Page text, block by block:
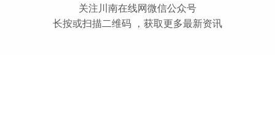
关注川南在线网微信公众号
长按或扫描二维码 ，获取更多最新资讯